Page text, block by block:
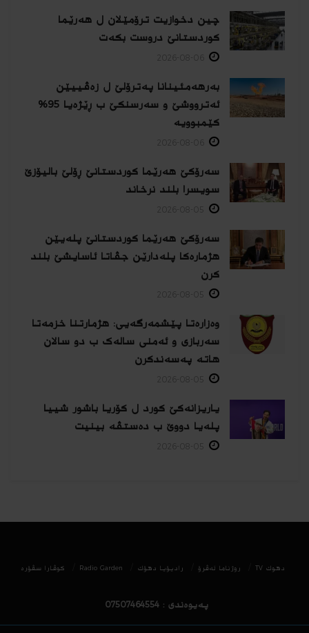
چین دخوازیت ترۆمێلان ل هەرێما
كوردستانێ دروست بكەت
بەرهەمئینانا په‌ترۆلێ ل زه‌ڤییێن
ئەترووشێ و سەرسنكێ ب ڕێژەیا 95%
كێمبوویە
سەرۆکێ هەرێما کوردستانێ ڕۆلێ بالیۆزێ
سویسرا بلند نرخاند
سەرۆکێ هەرێما کوردستانێ پلەیێن
هژمارەكا پلەدارێن جڤاتا ئاسایشێ بلند
كرن
وەزارەتا پێشمەرگەیی: هژمارتنا خزمەتا
سەربازی و ئەمنی سالەک ب دو سالان
هاتە پەسەندكرن
یاریزانەكێ کورد ل کۆریا باشور شییا
پلەیا دووێ ب دەستڤە بینیت
دھوك TV روژناما ئەڤرۆ رادیۆیا دهۆك Radio Garden كوڤارا سڤۆره‌
پەیوەندی : 07507464554